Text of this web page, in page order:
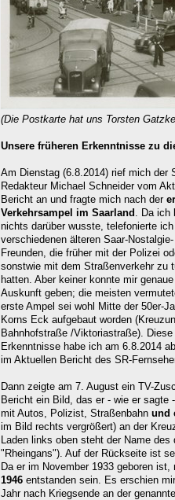
(Die Postkarte hat uns Torsten
Unsere früheren Erkenntnisse zu
Am Dienstag (6.8.2014) rief mich der
Redakteur Michael Schneider vom
Bericht an und fragte mich nach der
Verkehrsampel im Saarland . Da ich
nichts darüber wusste, telefonierte
verschiedenen älteren Saar-Nostalgie-
Freunden, die früher mit der Polizei
sonstwie mit dem Straßenverkehr zu
hatten. Aber keiner konnte mir genaue
Auskunft geben; die meisten
erste Ampel sei wohl Mitte der 50er-
Korns Eck aufgebaut worden
Bahnhofstraße /Viktoriastraße). Diese
Erkenntnisse habe ich am 6.8.2014
im Aktuellen Bericht des SR-
Dann zeigte am 7. August ein TV-
Bericht ein Bild, das er - wie er
mit Autos, Polizist, Straßenbahn und
im Bild rechts vergrößert) an der
Laden links oben steht der Name
"Rheingans"). Auf der Rückseite ist
Da er im November 1933 geboren
1946 entstanden sein. Es erschien
Jahr nach Kriegsende an der